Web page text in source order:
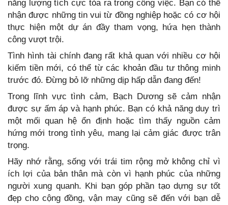
năng lượng tích cực tỏa ra trong công việc. Bạn có thể
nhận được những tin vui từ đồng nghiệp hoặc có cơ hội
thực hiện một dự án đầy tham vọng, hứa hẹn thành
công vượt trội.
Tình hình tài chính đang rất khả quan với nhiều cơ hội
kiếm tiền mới, có thể từ các khoản đầu tư thông minh
trước đó. Đừng bỏ lỡ những dịp hấp dẫn đang đến!
Trong lĩnh vực tình cảm, Bạch Dương sẽ cảm nhận
được sự ấm áp và hạnh phúc. Bạn có khả năng duy trì
một mối quan hệ ổn định hoặc tìm thấy nguồn cảm
hứng mới trong tình yêu, mang lại cảm giác được trân
trọng.
Hãy nhớ rằng, sống với trái tim rộng mở không chỉ vì
ích lợi của bản thân mà còn vì hạnh phúc của những
người xung quanh. Khi bạn góp phần tạo dựng sự tốt
đẹp cho cộng đồng, vận may cũng sẽ đến với bạn dễ